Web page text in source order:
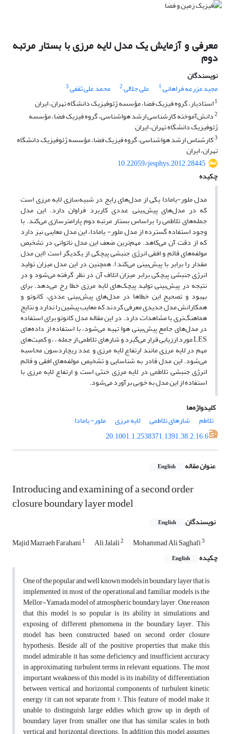
معرفی و آزمایش یک مدل لایه مرزی با بستار مرتبه
دوم
نویسندگان
مجید مزرعه فراهانی1 علی جلالی2 محمد علی ثقفی3
1استادیار، گروه فیزیک فضا، مؤسسه ژئوفیزیک دانشگاه تهران، ایران
2دانش‌آموخته کارشناسی ارشد هواشناسی، گروه فیزیک فضا، مؤسسه
ژئوفیزیک دانشگاه تهران، ایران
3کارشناس ارشد هواشناسی، گروه فیزیک فضا، مؤسسه ژئوفیزیک دانشگاه
تهران، ایران
10.22059/jesphys.2012.28445
چکیده
مدل ملور-یامادا یکی از مدل‌های رایج در شبیه‌سازی لایه مرزی است
که در مد‌ل‌های پیش‌بینی عددی کاربرد فراوان دارد. این مدل
جمله‌های تلاطمی را براساس بستار مرتبه دوم پارامترسازی می‌کند. با
وجود استفاده گسترده از مدل ملور- یامادا، این مدل معایبی نیز دارد
که از دقت آن می‌کاهد. مهم‌ترین ضعف این مدل ناتوانی در تشخیص
مولفه‌‌های قائم و افقی انرژی جنبشی پیچکی از یکدیگر است (این مدل
مقدار را برابر با پیش‌بینی می‌کند). همچنین در این مدل میزان تولید
انرژی جنبشی پیچکی برابر میزان اتلاف آن در نظر گرفته می‌شود و در
نتیجه در پیش‌بینی تولید پیچک‌های لایه مرزی خطا رخ می‌دهد. برای
بهبود و تصحیح این خطاها در مدل‌های پیش‌بینی عددی، کانوتو و
همکارانش مدل جدیدی معرفی کردند که معایب پیشین را ندارد و نتایج
هماهنگ‌تری با مشاهدات دارد. در این مقاله مدل کانوتو برای استفاده
در مدل‌های جامع پیش‌بینی هوا تهیه می‌شود، با استفاده از داده‌های
LES مورد ارزیابی قرار می‌گیرد و شارهای تلاطمی از جمله ، ، و کمیت‌های
مهم در لایه مرزی مانند ارتفاع لایه مرزی و عدد ریچاردسون محاسبه
می‌شود. این مدل قادر به شناسایی و تشخیص مولفه‌های افقی و قائم
انرژی جنبشی تلاطمی در لایه مرزی خنثی است و ارتفاع لایه مرزی با
استفاده از این مدل به خوبی برآورد می‌شود.
کلیدواژه‌ها
تلاطم
شارهای تلاطمی لایه‌ مرزی
ملور- یامادا
20.1001.1.2538371.1391.38.2.16.6
عنوان مقاله English
Introducing and examining of a second order
closure boundary layer model
نویسندگان English
Majid Mazraeh Farahani1 Ali Jalali2 Mohammad Ali Saghafi3
چکیده English
One of the popular and well known models in boundary layer that is
implemented in most of the operational and familiar models is the
Mellor-Yamada model of atmospheric boundary layer. One reason
that this model is so popular is its ability in simulations and
exposing of different phenomena in the boundary layer. This
model has been constructed based on second order closure
hypothesis. Beside all of the positive properties that make this
model admirable, it has some deficiency and insufficient accuracy
in approximating turbulent terms in relevant equations. The most
important weakness of this model is its inability of differentiation
between vertical and horizontal components of turbulent kinetic
energy (it can not separate from ). This feature of model make it
unable to distinguish large eddies which grow up in depth of
boundary layer from smaller one that has similar scales in both